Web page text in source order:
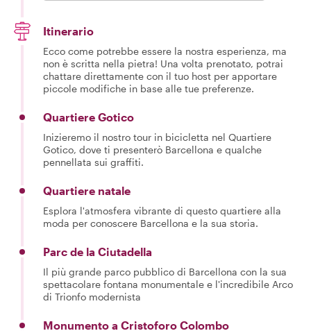
Itinerario
Ecco come potrebbe essere la nostra esperienza, ma
non è scritta nella pietra! Una volta prenotato, potrai
chattare direttamente con il tuo host per apportare
piccole modifiche in base alle tue preferenze.
Quartiere Gotico
Inizieremo il nostro tour in bicicletta nel Quartiere
Gotico, dove ti presenterò Barcellona e qualche
pennellata sui graffiti.
Quartiere natale
Esplora l'atmosfera vibrante di questo quartiere alla
moda per conoscere Barcellona e la sua storia.
Parc de la Ciutadella
Il più grande parco pubblico di Barcellona con la sua
spettacolare fontana monumentale e l'incredibile Arco
di Trionfo modernista
Monumento a Cristoforo Colombo